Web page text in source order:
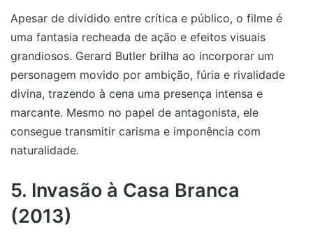
Apesar de dividido entre crítica e público, o filme é
uma fantasia recheada de ação e efeitos visuais
grandiosos. Gerard Butler brilha ao incorporar um
personagem movido por ambição, fúria e rivalidade
divina, trazendo à cena uma presença intensa e
marcante. Mesmo no papel de antagonista, ele
consegue transmitir carisma e imponência com
naturalidade.
5. Invasão à Casa Branca
(2013)